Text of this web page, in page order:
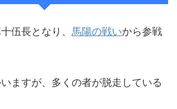
伍長となり、 馬陽の戦いから参戦
ますが、多くの者が脱走している